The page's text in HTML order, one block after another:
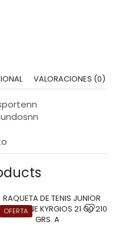
VALORACIONES (0)
OFERTA